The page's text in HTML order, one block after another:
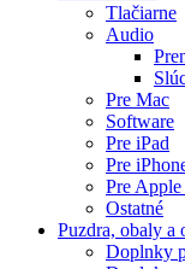
Tlačiarne
Audio
Pre Mac
Software
Pre iPad
Pre
Pre Apple
Ostatné
Puzdra, obaly a
Doplnky